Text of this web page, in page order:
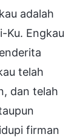
adalah
Ku. Engkau
telah
dan telah
firman